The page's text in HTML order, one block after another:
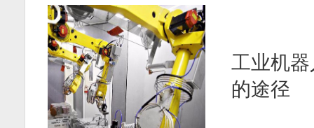
工业机
的途径